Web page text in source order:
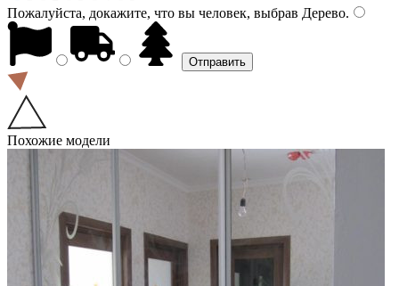
Пожалуйста, докажите, что вы человек, выбрав Дерево.
Похожие модели